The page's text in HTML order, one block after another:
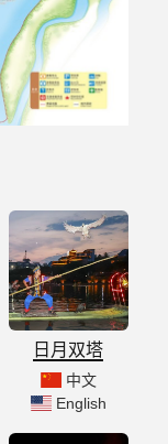
日月双塔
中文
English